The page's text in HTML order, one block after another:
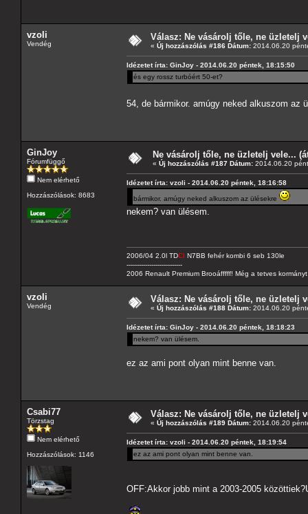
vzoli
Vendég
Válasz: Ne vásárolj tőle, ne üzletelj
« Új hozzászólás #186 Dátum: 2014.06.20
Idézetet írta: GinJoy - 2014.06.20 péntek, 18:15:50
és egy rossz turbóért 50-et?
54, de bármikor. amúgy neked alkuszom az
GinJoy
Fórumfüggő
Nem elérhető
Hozzászólások: 8683
Ne vásárolj tőle, ne üzletelj vele...
« Új hozzászólás #187 Dátum: 2014.06.20
Idézetet írta: vzoli - 2014.06.20 péntek, 18:16:58
bármikor. amúgy neked alkuszom az ülésekre
nekem? van ülésem.
2006/04 2.0l TDCI N7BB fehér kombi 6 seb 130le
---------------------------
2006 Renault Premium Brooáfffff! Még a tetves
vzoli
Vendég
Válasz: Ne vásárolj tőle, ne üzletelj
« Új hozzászólás #188 Dátum: 2014.06.20
Idézetet írta: GinJoy - 2014.06.20 péntek, 18:18:23
nekem? van ülésem.
ez az ami pont olyan mint benne van.
Csabi77
Törzstag
Nem elérhető
Hozzászólások: 1146
Válasz: Ne vásárolj tőle, ne üzletelj
« Új hozzászólás #189 Dátum: 2014.06.20
Idézetet írta: vzoli - 2014.06.20 péntek, 18:19:54
ez az ami pont olyan mint benne van.
OFF:Akkor jobb mint a 2003-2005